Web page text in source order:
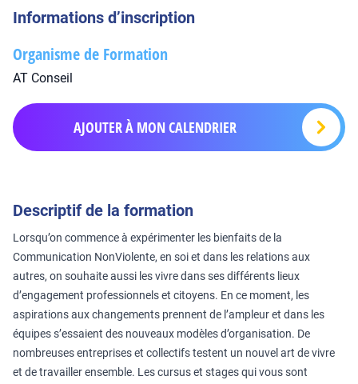
Informations d’inscription
Organisme de Formation
AT Conseil
AJOUTER À MON CALENDRIER
Descriptif de la formation
Lorsqu’on commence à expérimenter les bienfaits de la
Communication NonViolente, en soi et dans les relations aux
autres, on souhaite aussi les vivre dans ses différents lieux
d’engagement professionnels et citoyens. En ce moment, les
aspirations aux changements prennent de l’ampleur et dans les
équipes s’essaient des nouveaux modèles d’organisation. De
nombreuses entreprises et collectifs testent un nouvel art de vivre
et de travailler ensemble. Les cursus et stages qui vous sont